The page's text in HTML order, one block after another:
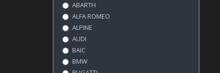
ABARTH
ALFA ROMEO
ALPINE
AUDI
BAIC
BMW